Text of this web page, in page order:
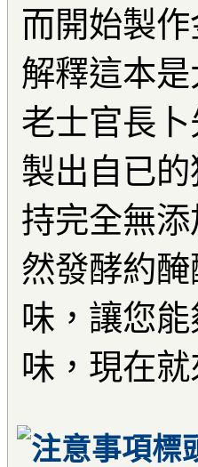
而開始製
解釋這本
老士官長
製出 自已
持完全無
然發酵約醃
味，讓您
味，現在